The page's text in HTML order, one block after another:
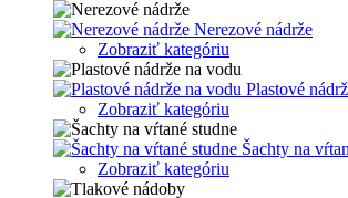
Nerezové nádrže
Zobraziť kategóriu
Plastové
Zobraziť kategóriu
Šachty na
Zobraziť kategóriu